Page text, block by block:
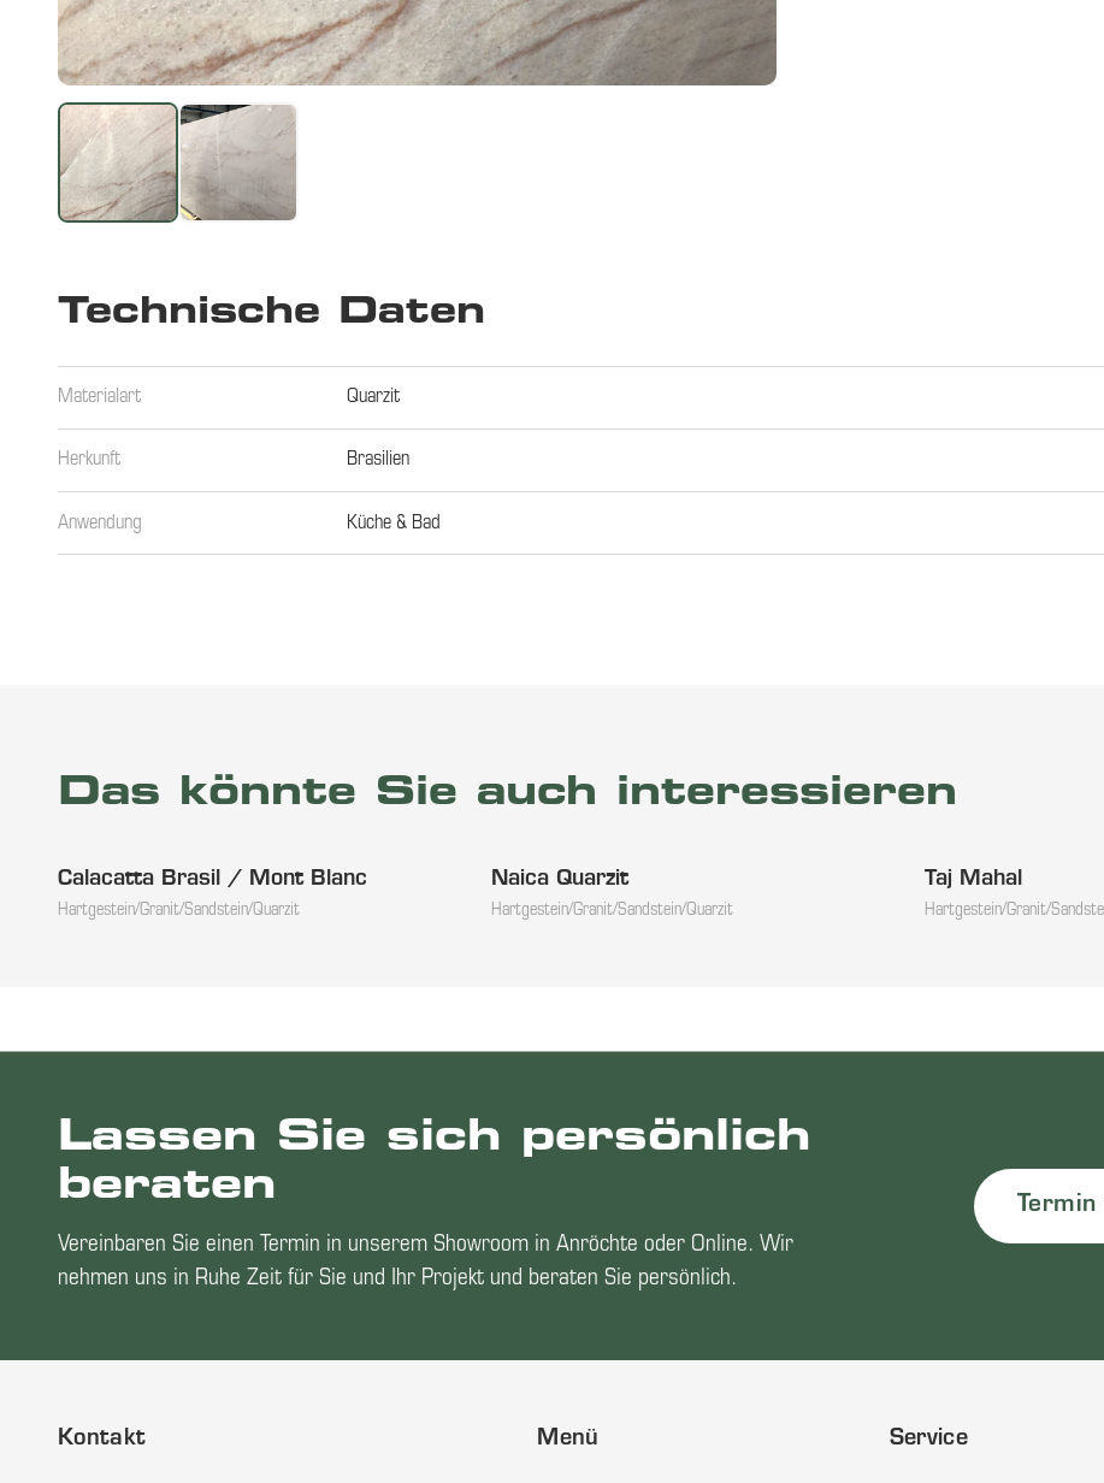
Technische Daten
Materialart Quarzit
Herkunft Brasilien
Anwendung Küche & Bad
Das könnte Sie auch interessieren
Calacatta Brasil / Mont Blanc
Hartgestein/Granit/Sandstein/Quarzit
Naica Quarzit
Hartgestein/Granit/Sandstein/Quarzit
Taj Mahal
Hartgestein/Granit/
Lassen Sie sich persönlich
beraten
Vereinbaren Sie einen Termin in unserem Showroom in Anröchte oder Online. Wir
nehmen uns in Ruhe Zeit für Sie und Ihr Projekt und beraten Sie persönlich.
Kontakt Menü Service